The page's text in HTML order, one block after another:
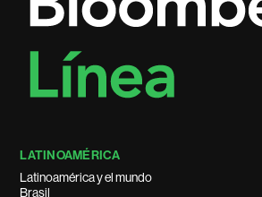
LATINOAMÉRICA
Latinoamérica y el mundo
Brasil